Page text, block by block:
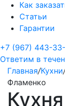
Как
Статьи
Гарантии
+7 (967) 443-
Ответим в
Главная/Кухни
Фламенко